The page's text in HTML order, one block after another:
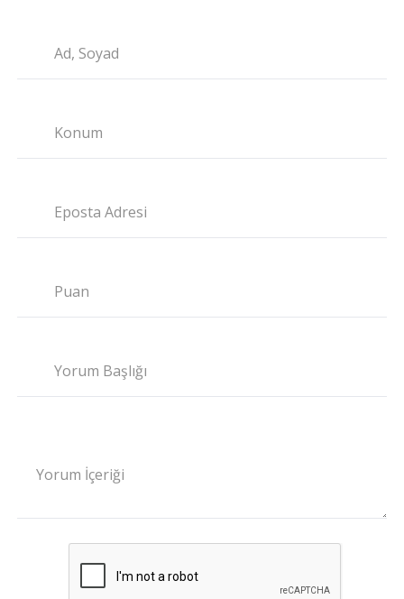
Ad, Soyad
Konum
Eposta Adresi
Puan
Yorum Başlığı
Yorum İçeriği